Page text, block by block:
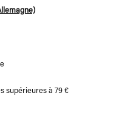
supérieures à 79 €